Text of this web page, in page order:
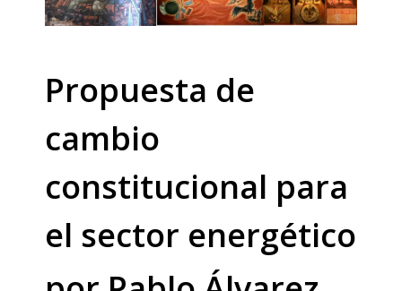
Propuesta de
cambio
constitucional para
el sector energético